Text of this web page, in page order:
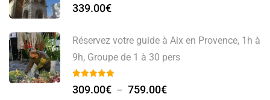
339.00€
Réservez votre guide à Aix en Provence, 1h à
9h, Groupe de 1 à 30 pers
309.00€ – 759.00€